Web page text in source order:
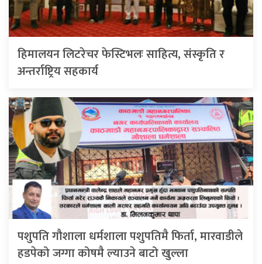
हिमालयन लिटरेचर फेस्टिभलः साहित्य, संस्कृति र
अन्तर्राष्ट्रिय सहकार्य
पशुपति गौशाला धर्मशाला पशुपतिमै फिर्ता, मारवाडीले
हडपेको जग्गा कोषमै ल्याउने बाटो खुल्ला